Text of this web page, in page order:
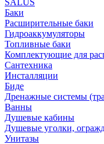
SALUS
Баки
Расширительные баки
Гидроаккумуляторы
Топливные баки
Комплектующие для
Сантехника
Инсталляции
Биде
Дренажные системы
Ванны
Душевые кабины
Душевые уголки,
Унитазы